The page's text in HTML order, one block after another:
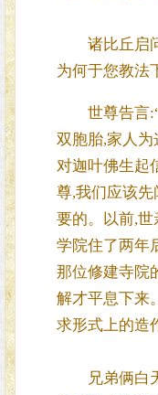
诸比丘启问
为何于您教法
世尊告言:“
双胞胎,家人
对迦叶佛生起
尊,我们应该先
要的。以前,
学院住了两年
那位修建寺院
解才平息下来
求形式上的造
兄弟俩白天